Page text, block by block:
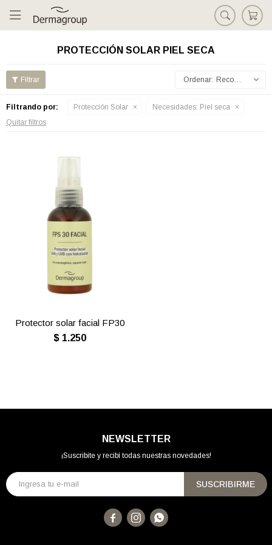

PROTECCIÓN SOLAR PIEL SECA
Recomendados
Filtrando por: Protección Solar Necesidades: Piel seca
Quitar filtros
Protector solar facial FP30
$ 1.250
NEWSLETTER
¡Suscribite y recibí todas nuestras novedades!
SUSCRIBIRME
  